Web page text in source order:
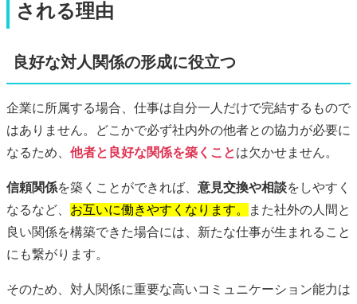
される理由
良好な対人関係の形成に役立つ
企業に所属する場合、仕事は自分一人だけで完結するもので
はありません。どこかで必ず社内外の他者との協力が必要に
なるため、 他者と良好な関係を築くことは欠かせません。
信頼関係を築くことができれば、 意見交換や相談をしやすく
なるなど、 お互いに働きやすくなります。
また社外の人間と
良い関係を構築できた場合には、新たな仕事が生まれること
にも繋がります。
そのため、対人関係に重要な高いコミュニケーション能力は